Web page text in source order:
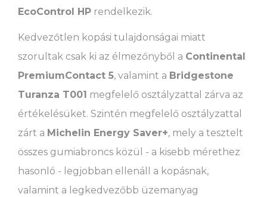
EcoControl HP rendelkezik.
Kedvezőtlen kopási tulajdonságai miatt
szorultak csak ki az élmezőnyből a Continental
PremiumContact 5, valamint a Bridgestone
Turanza T001 megfelelő osztályzattal zárva az
értékelésüket. Szintén megfelelő osztályzattal
zárt a Michelin Energy Saver+, mely a tesztelt
összes gumiabroncs közül - a kisebb mérethez
hasonló - legjobban ellenáll a kopásnak,
valamint a legkedvezőbb üzemanyag